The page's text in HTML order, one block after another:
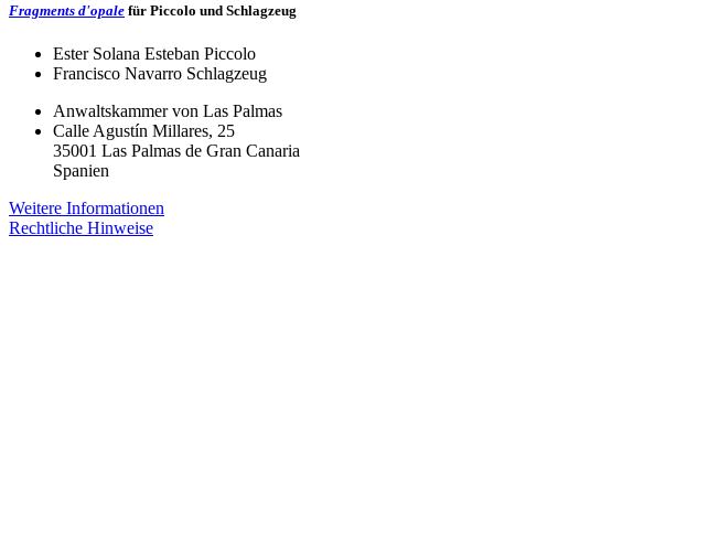
Fragments d'opale für Piccolo und Schlagzeug
Ester Solana Esteban Piccolo
Francisco Navarro Schlagzeug
Anwaltskammer von Las Palmas
Calle Agustín Millares, 25
35001 Las Palmas de Gran Canaria
Spanien
Weitere Informationen
Rechtliche Hinweise